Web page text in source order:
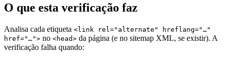
O que esta verificação faz
Analisa cada etiqueta <link rel="alternate" hreflang="…"
href="…"> no <head> da página (e no sitemap XML, se existir). A
verificação falha quando: